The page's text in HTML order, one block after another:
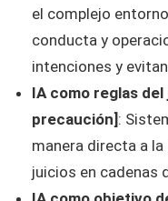
el complejo
conducta y
intenciones y
IA como reglas
precaución] :
manera directa a
juicios en cadenas